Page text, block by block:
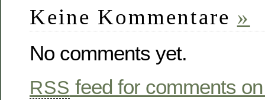
Keine Kommentare »
No comments yet.
RSS feed for comments